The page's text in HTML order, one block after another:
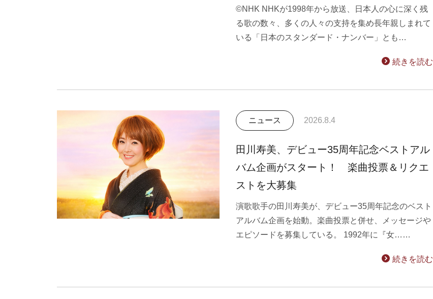
©NHK NHKが1998年から放送、日本人の心に深く残
る歌の数々、多くの人々の支持を集め長年親しまれて
いる「日本のスタンダード・ナンバー」とも…
続きを読む
ニュース 2026.8.4
田川寿美、デビュー35周年記念ベストアル
バム企画がスタート！ 楽曲投票＆リクエ
ストを大募集
演歌歌手の田川寿美が、デビュー35周年記念のベスト
アルバム企画を始動。楽曲投票と併せ、メッセージや
エピソードを募集している。 1992年に『女……
続きを読む